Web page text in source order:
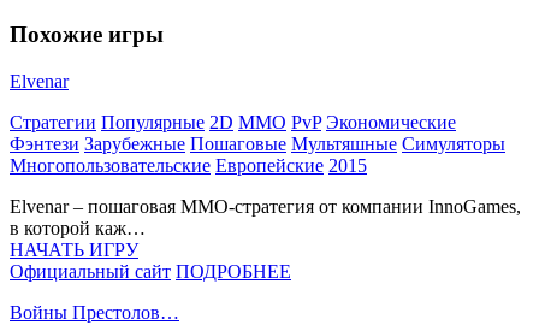
Похожие игры
Elvenar
Стратегии Популярные 2D MMO PvP Экономические
Фэнтези Зарубежные Пошаговые Мультяшные Симуляторы
Многопользовательские Европейские 2015
Elvenar – пошаговая MMO-стратегия от компании InnoGames,
в которой каж…
НАЧАТЬ ИГРУ
Официальный сайт ПОДРОБНЕЕ
Войны Престолов…